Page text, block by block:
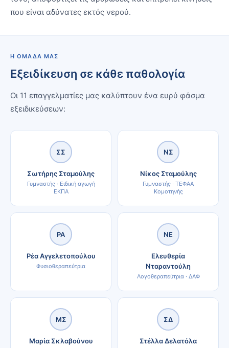
που είναι αδύνατες εκτός νερού.
Η ΟΜΆΔΑ ΜΑΣ
Εξειδίκευση σε κάθε παθολογία
Οι 11 επαγγελματίες μας καλύπτουν ένα ευρύ φάσμα
εξειδικεύσεων:
ΣΣ
Σωτήρης Σταμούλης
Γυμναστής · Ειδική αγωγή
ΕΚΠΑ
ΝΣ
Νίκος Σταμούλης
Γυμναστής · ΤΕΦΑΑ
Κομοτηνής
ΡΑ
Ρέα Αγγελετοπούλου
Φυσιοθεραπεύτρια
ΝΕ
Ελευθερία
Νταραντούλη
Λογοθεραπεύτρια · ΔΑΦ
ΜΣ
Μαρία Σκλαβούνου
ΣΔ
Στέλλα Δελατόλα